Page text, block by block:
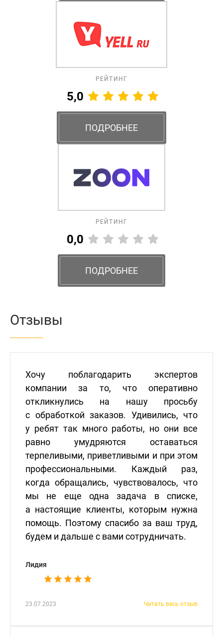
РЕЙТИНГ
5,0
ПОДРОБНЕЕ
РЕЙТИНГ
0,0
ПОДРОБНЕЕ
Отзывы
Хочу поблагодарить экспертов
компании за то, что оперативно
откликнулись на нашу просьбу
с обработкой заказов. Удивились, что
у ребят так много работы, но они все
равно умудряются оставаться
терпеливыми, приветливыми и при этом
профессиональными. Каждый раз,
когда обращались, чувствовалось, что
мы не еще одна задача в списке,
а настоящие клиенты, которым нужна
помощь. Поэтому спасибо за ваш труд,
будем и дальше с вами сотрудничать.
Лидия
23.07.2023 Читать весь отзыв